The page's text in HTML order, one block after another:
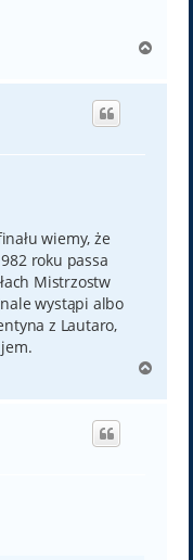
g
wiemy, że
roku passa
Mistrzostw
wystąpi albo
z Lautaro,
g